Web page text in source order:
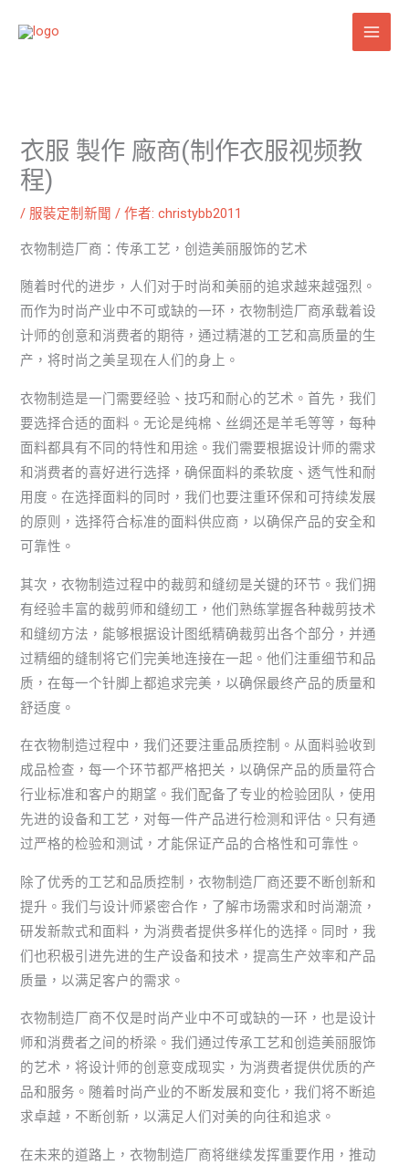
衣服 製作 廠商(制作衣服视频教
程)
/ 服裝定制新聞 / 作者:christybb2011
衣物制造厂商：传承工艺，创造美丽服饰的艺术
随着时代的进步，人们对于时尚和美丽的追求越来越强烈。
而作为时尚产业中不可或缺的一环，衣物制造厂商承载着设
计师的创意和消费者的期待，通过精湛的工艺和高质量的生
产，将时尚之美呈现在人们的身上。
衣物制造是一门需要经验、技巧和耐心的艺术。首先，我们
要选择合适的面料。无论是纯棉、丝绸还是羊毛等等，每种
面料都具有不同的特性和用途。我们需要根据设计师的需求
和消费者的喜好进行选择，确保面料的柔软度、透气性和耐
用度。在选择面料的同时，我们也要注重环保和可持续发展
的原则，选择符合标准的面料供应商，以确保产品的安全和
可靠性。
其次，衣物制造过程中的裁剪和缝纫是关键的环节。我们拥
有经验丰富的裁剪师和缝纫工，他们熟练掌握各种裁剪技术
和缝纫方法，能够根据设计图纸精确裁剪出各个部分，并通
过精细的缝制将它们完美地连接在一起。他们注重细节和品
质，在每一个针脚上都追求完美，以确保最终产品的质量和
舒适度。
在衣物制造过程中，我们还要注重品质控制。从面料验收到
成品检查，每一个环节都严格把关，以确保产品的质量符合
行业标准和客户的期望。我们配备了专业的检验团队，使用
先进的设备和工艺，对每一件产品进行检测和评估。只有通
过严格的检验和测试，才能保证产品的合格性和可靠性。
除了优秀的工艺和品质控制，衣物制造厂商还要不断创新和
提升。我们与设计师紧密合作，了解市场需求和时尚潮流，
研发新款式和面料，为消费者提供多样化的选择。同时，我
们也积极引进先进的生产设备和技术，提高生产效率和产品
质量，以满足客户的需求。
衣物制造厂商不仅是时尚产业中不可或缺的一环，也是设计
师和消费者之间的桥梁。我们通过传承工艺和创造美丽服饰
的艺术，将设计师的创意变成现实，为消费者提供优质的产
品和服务。随着时尚产业的不断发展和变化，我们将不断追
求卓越，不断创新，以满足人们对美的向往和追求。
在未来的道路上，衣物制造厂商将继续发挥重要作用，推动